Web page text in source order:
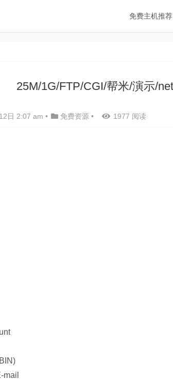
免费主机推荐
25M/1G/FTP/CGI/帮米/演示/
日 2:07 am • 免费资源 • 1977 阅读
mail